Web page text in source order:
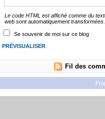
Le code HTML est affiché comme du
web sont automatiquement transformées.
Se souvenir de moi sur ce blog
Fil des